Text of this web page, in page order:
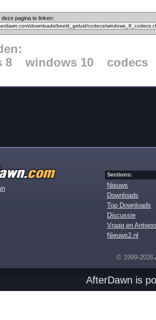
pagina te linken:
8
windows 10 codecs
Sections:
Nieuws
Downloads
Top Downloads
Discussie
Vraag en
Nieuws2.nl
© 1999-2026
AfterDawn is